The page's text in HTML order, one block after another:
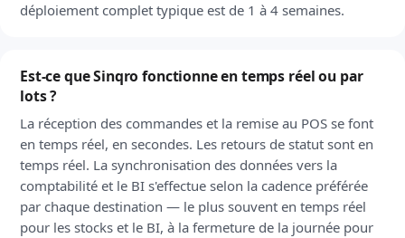
déploiement complet typique est de 1 à 4 semaines.
Est-ce que Sinqro fonctionne en temps réel ou par
lots ?
La réception des commandes et la remise au POS se font
en temps réel, en secondes. Les retours de statut sont en
temps réel. La synchronisation des données vers la
comptabilité et le BI s'effectue selon la cadence préférée
par chaque destination — le plus souvent en temps réel
pour les stocks et le BI, à la fermeture de la journée pour